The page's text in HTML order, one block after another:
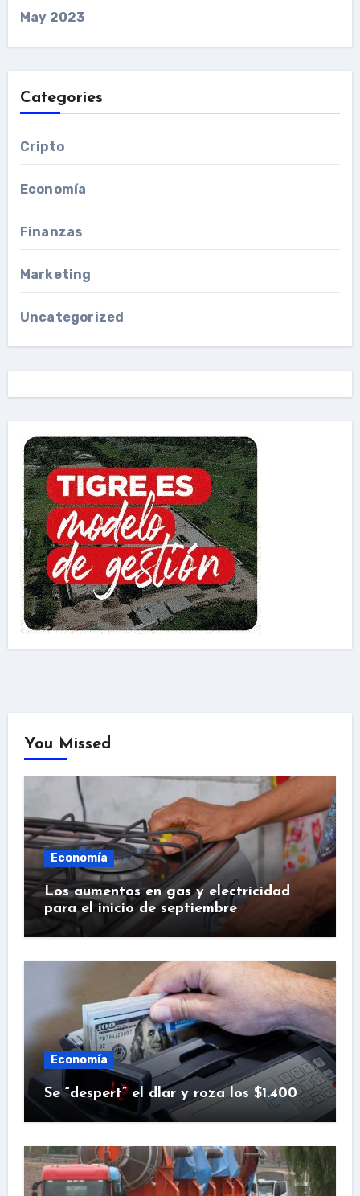
May 2023
Categories
Cripto
Economía
Finanzas
Marketing
Uncategorized
You Missed
Economía
Los aumentos en gas y electricidad
para el inicio de septiembre
Economía
Se “despert” el dlar y roza los $1.400